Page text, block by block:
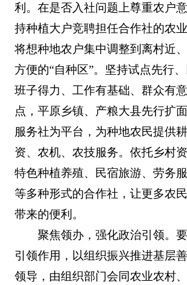
利。在是否入社问题上尊重农户
持种植大户竞聘担任合作社的农
将想种地农户集中调整到离村近
方便的“自种区”。坚持试点先行
班子得力、工作有基础、群众有
点，平原乡镇、产粮大县先行扩
服务社为平台，为种地农民提供
资、农机、农技服务。依托乡村
特色种植养殖、民宿旅游、劳务
等多种形式的合作社，让更多农
带来的便利。
聚焦领办，强化政治引领。
引领作用，以组织振兴推进基层
领导，由组织部门会同农业农村